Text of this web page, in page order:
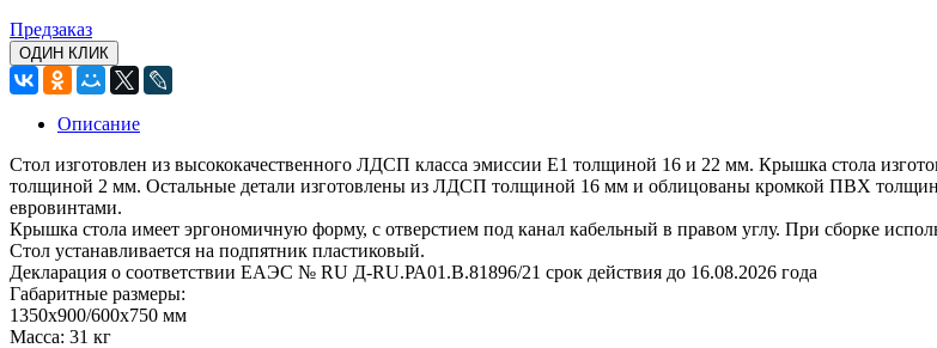
Предзаказ
ОДИН КЛИК
Описание
Стол изготовлен из высококачественного ЛДСП класса эмиссии Е1 толщиной 16 и 22 мм. Крышка стола
толщиной 2 мм. Остальные детали изготовлены из ЛДСП толщиной 16 мм и облицованы кромкой ПВХ
евровинтами.
Крышка стола имеет эргономичную форму, с отверстием под канал кабельный в правом углу. При сборке
Стол устанавливается на подпятник пластиковый.
Декларация о соответствии ЕАЭС № RU Д-RU.РА01.В.81896/21 срок действия до 16.08.2026 года
Габаритные размеры:
1350х900/600х750 мм
Масса: 31 кг